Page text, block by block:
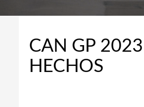
CAN GP 2023 |
HECHOS